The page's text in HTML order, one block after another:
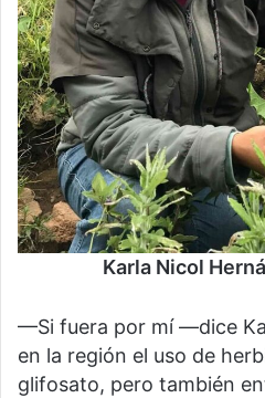
Karla Nicol
—Si fuera por mí —dice
en la región el uso de
glifosato, pero también